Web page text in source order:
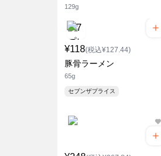
129g
¥118(税込¥127.44)
豚骨ラーメン
65g
セブンザプライス